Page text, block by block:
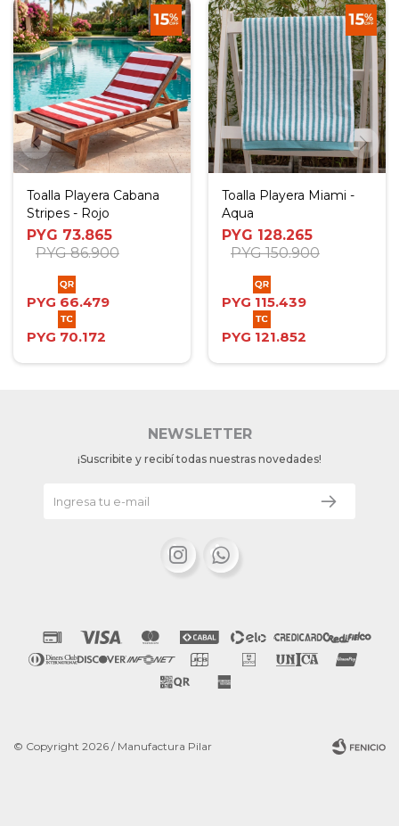
Toalla Playera Cabana
Stripes - Rojo
PYG 73.865
PYG 86.900
PYG 66.479
PYG 70.172
Toalla Playera Miami -
Aqua
PYG 128.265
PYG 150.900
PYG 115.439
PYG 121.852
NEWSLETTER
¡Suscribite y recibí todas nuestras novedades!
 
© Copyright 2026 / Manufactura Pilar